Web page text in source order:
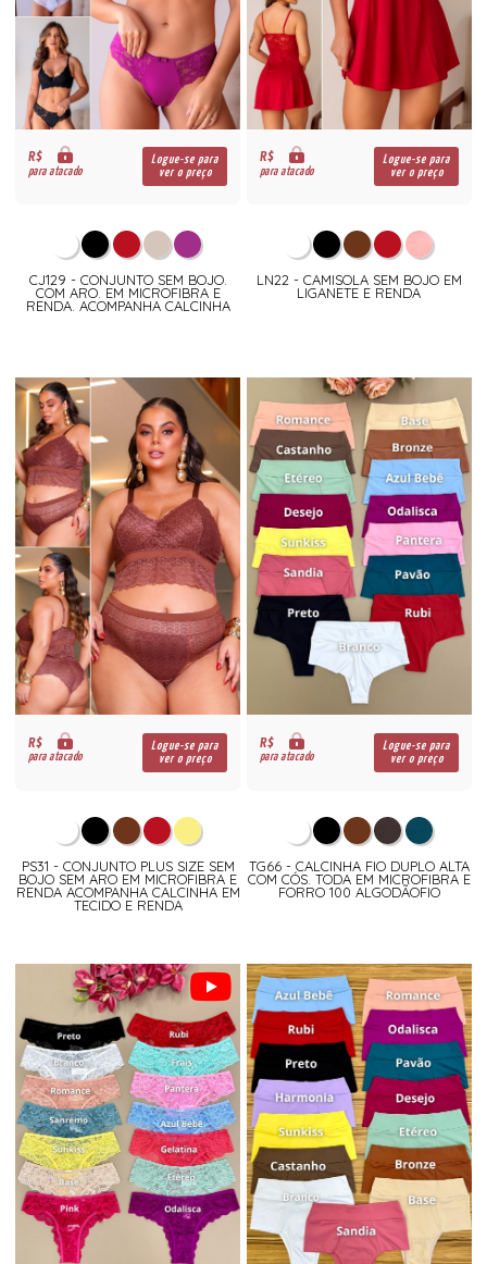
R$
para atacado
Logue-se para
ver o preço
CJ129 - CONJUNTO SEM BOJO.
COM ARO. EM MICROFIBRA E
RENDA. ACOMPANHA CALCINHA
R$
para atacado
Logue-se para
ver o preço
LN22 - CAMISOLA SEM BOJO EM
LIGANETE E RENDA
R$
para atacado
Logue-se para
ver o preço
PS31 - CONJUNTO PLUS SIZE SEM
BOJO SEM ARO EM MICROFIBRA E
RENDA ACOMPANHA CALCINHA EM
TECIDO E RENDA
R$
para atacado
Logue-se para
ver o preço
TG66 - CALCINHA FIO DUPLO ALTA
COM CÓS. TODA EM MICROFIBRA E
FORRO 100 ALGODÃOFIO